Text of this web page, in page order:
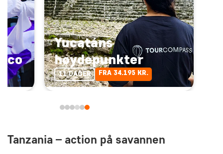
Yucatáns
høydepunkter
11 DAGER FRA 34.195 KR.
Tanzania – action på savannen